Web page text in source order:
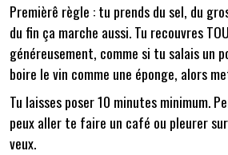
Premièrê règle : tu prends du sel, du
du fin ça marche aussi. Tu recouvres
généreusement, comme si tu salais un
boire le vin comme une éponge, alors
Tu laisses poser 10 minutes minimum.
peux aller te faire un café ou pleurer
veux.